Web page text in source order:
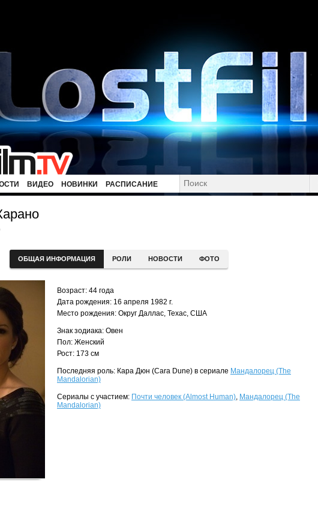
ВИДЕО НОВИНКИ РАСПИСАНИЕ
ОБЩАЯ ИНФОРМАЦИЯ РОЛИ НОВОСТИ ФОТО
Возраст: 44 года
Дата рождения: 16 апреля 1982 г.
Место рождения: Округ Даллас, Техас, США
Знак зодиака: Овен
Пол: Женский
Рост: 173 см
Последняя роль: Кара Дюн (Cara Dune) в сериале Мандалорец (The
Mandalorian)
Сериалы с участием: Почти человек (Almost Human), Мандалорец (The
Mandalorian)